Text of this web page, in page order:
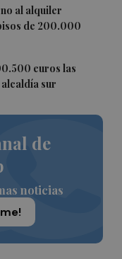
al alquiler
de 200.000
euros las
sur
de
noticias